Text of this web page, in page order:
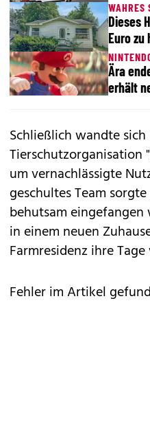
WAHRES
Dieses
Euro zu
Ära
erhält
Schließlich wandte
Tierschutzorganisation
um vernachlässigte
geschultes Team
behutsam
in einem neuen
Farmresidenz ihre
Fehler im Artikel